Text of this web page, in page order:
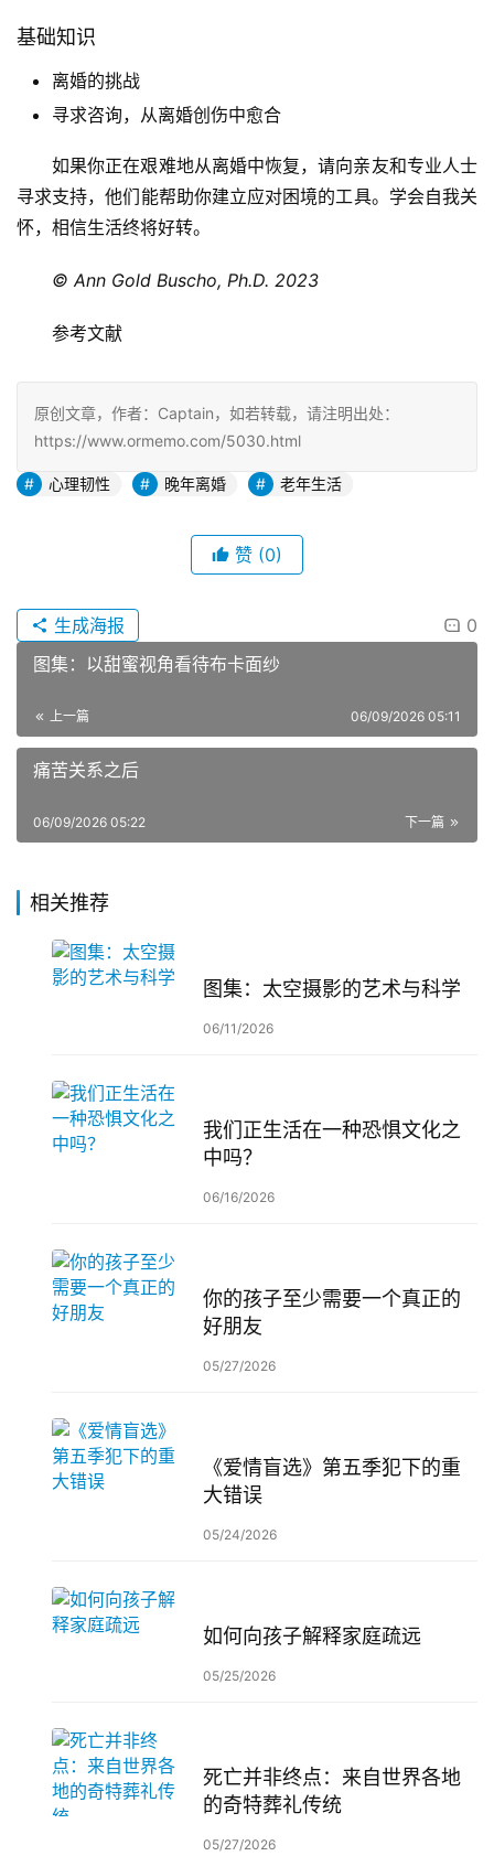
基础知识
离婚的挑战
寻求咨询，从离婚创伤中愈合
如果你正在艰难地从离婚中恢复，请向亲友和专业人士
寻求支持，他们能帮助你建立应对困境的工具。学会自我关
怀，相信生活终将好转。
© Ann Gold Buscho, Ph.D. 2023
参考文献
原创文章，作者：Captain，如若转载，请注明出处：
https://www.ormemo.com/5030.html
心理韧性 晚年离婚 老年生活
赞 (0)
0
生成海报
图集：以甜蜜视角看待布卡面纱
上一篇 06/09/2026 05:11
痛苦关系之后
下一篇
06/09/2026 05:22
相关推荐
图集：太空摄影的艺术与科学
06/11/2026
我们正生活在一种恐惧文化之
中吗？
06/16/2026
你的孩子至少需要一个真正的
好朋友
05/27/2026
《爱情盲选》第五季犯下的重
大错误
05/24/2026
如何向孩子解释家庭疏远
05/25/2026
死亡并非终点：来自世界各地
的奇特葬礼传统
05/27/2026